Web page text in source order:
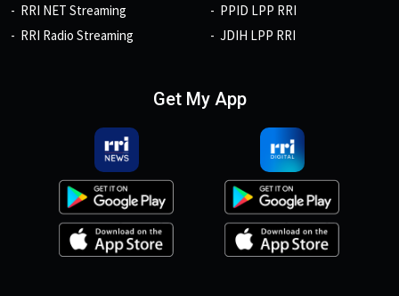
RRI NET Streaming
RRI Radio Streaming
PPID LPP RRI
JDIH LPP RRI
Get My App